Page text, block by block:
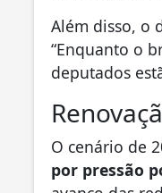
Além disso, o
“Enquanto o
deputados
O cenário de
por pressão